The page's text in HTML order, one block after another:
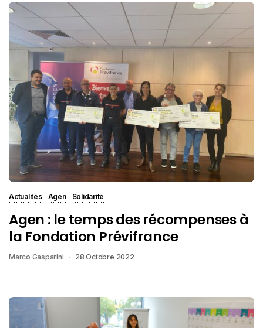
Actualités Agen Solidarité
Agen : le temps des récompenses à
la Fondation Prévifrance
Marco Gasparini 28 Octobre 2022